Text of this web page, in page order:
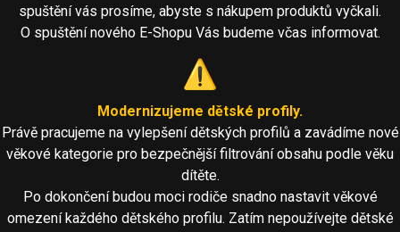
spuštění vás prosíme, abyste s nákupem produktů vyčkali.
O spuštění nového E-Shopu Vás budeme včas informovat.
⚠️
Modernizujeme dětské profily.
Právě pracujeme na vylepšení dětských profilů a zavádíme nové
věkové kategorie pro bezpečnější filtrování obsahu podle věku
dítěte.
Po dokončení budou moci rodiče snadno nastavit věkové
omezení každého dětského profilu. Zatím nepoužívejte dětské